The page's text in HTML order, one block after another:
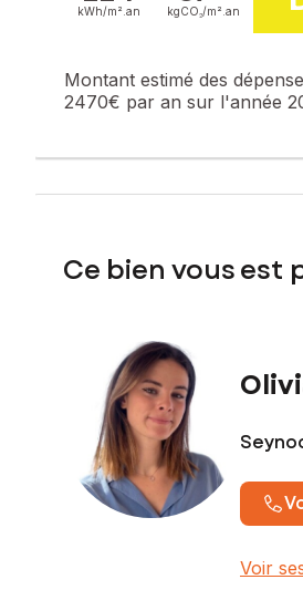
Honoraires charge acquéreur :
102650413
kWh/m². an kgCO₂/m². an
Montant estimé des
2470€ par an sur l'année
Ce bien vous est
Voir